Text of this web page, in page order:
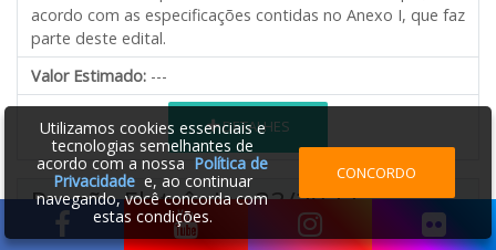
acordo com as especificações contidas no Anexo I, que faz
parte deste edital.
Valor Estimado: ---
DETALHES
Pregão Eletrônico 33/2022
Status: Encerrada Abertura:03/06/2022 00:00
Utilizamos cookies essenciais e
tecnologias semelhantes de
acordo com a nossa Política de
Privacidadee, ao continuar
navegando, você concorda com
estas condições.
CONCORDO